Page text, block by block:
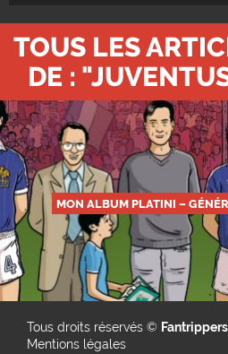
TOUS LES
DE :
MON ALBUM PLATINI –
Tous droits réservés © Fantrippers
Mentions légales